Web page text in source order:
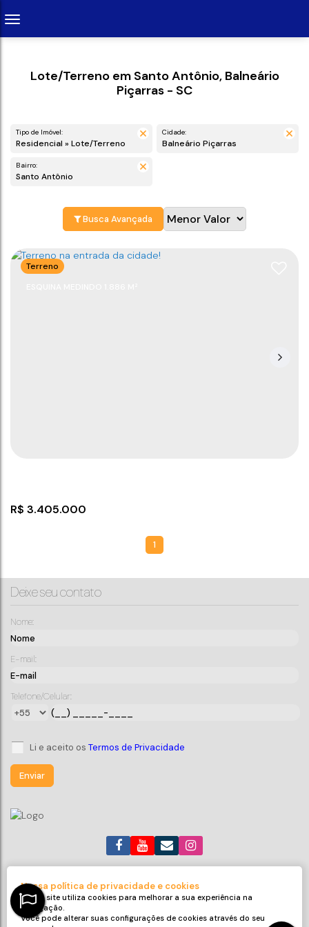
Nossa política de privacidade e cookies
Nosso site utiliza cookies para melhorar a sua experiência na
navegação.
Você pode alterar suas configurações de cookies através do seu
Lote/Terreno em Santo Antônio, Balneário
Piçarras - SC
Tipo de Imóvel:
Residencial » Lote/Terreno
Cidade:
Balneário Piçarras
Bairro:
Santo Antônio
Busca Avançada
Terreno
Terreno na entrada da cidade!
R$ 3.405.000
CEP: 88380-000
Antônio ,Balneário Piçarras
1
Deixe seu contato
Nome:
E-mail:
Telefone/Celular:
Li e aceito os Termos de Privacidade
(47) 99705-6188
roneijaciel.imoveis@gmail.com
Avenida Emanuel Pinto, 311, Sala 32 Centro Balneário Piçarras
SC, Brasil
CRECI: 9425-J